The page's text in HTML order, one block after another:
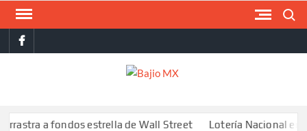
Saltar
contenidofacebook
a fondos estrella de Wall Street Lotería Nacional emite